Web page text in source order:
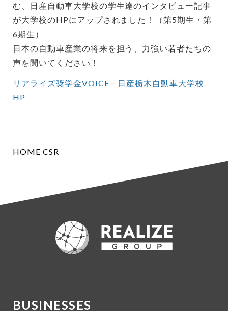
む、日産自動車大学校の学生達のインタビュー記事
が大学校のHPにアップされました！（第5期生・第
6期生）
日本の自動車産業の将来を担う、力強い若者たちの
声を聞いてください！
リアライズ奨学金VOICE－日産栃木自動車大学校
HP
HOME CSR
BUSINESSES